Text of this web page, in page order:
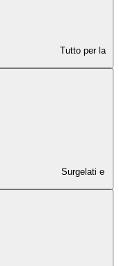
Tutto per la
Surgelati e